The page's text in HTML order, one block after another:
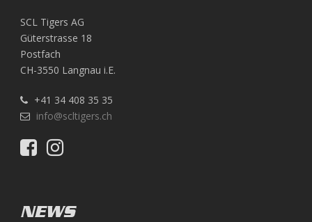
SCL Tigers AG
Güterstrasse 18
Postfach
CH-3550 Langnau i.E.
+41 34 408 35 35
info@scltigers.ch
NEWS